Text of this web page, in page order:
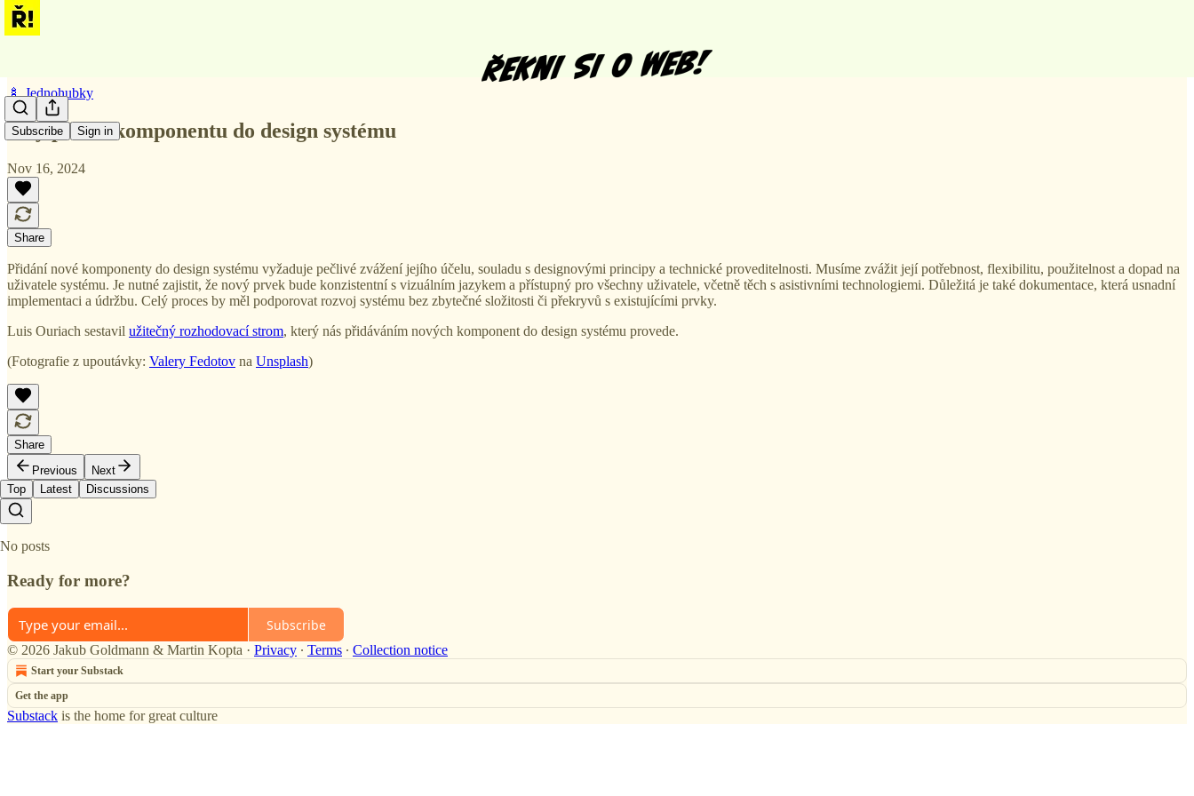
Subscribe Sign in
🍢 Jednohubky
Kdy přidat komponentu do design systému
Nov 16, 2024
Share
Přidání nové komponenty do design systému vyžaduje pečlivé zvážení jejího účelu, souladu s designovými principy a technické proveditelnosti. Musíme zvážit její potřebnost, flexibilitu, použitelnost a dopad na
uživatele systému. Je nutné zajistit, že nový prvek bude konzistentní s vizuálním jazykem a přístupný pro všechny uživatele, včetně těch s asistivními technologiemi. Důležitá je také dokumentace, která usnadní
implementaci a údržbu. Celý proces by měl podporovat rozvoj systému bez zbytečné složitosti či překryvů s existujícími prvky.
Luis Ouriach sestavil užitečný rozhodovací strom, který nás přidáváním nových komponent do design systému provede.
(Fotografie z upoutávky: Valery Fedotov na Unsplash)
Share
Previous
Next
Top
Latest Discussions
No posts
Ready for more?
Subscribe
© 2026 Jakub Goldmann & Martin Kopta · Privacy ∙ Terms ∙ Collection notice
Start your Substack
Get the app
Substack is the home for great culture